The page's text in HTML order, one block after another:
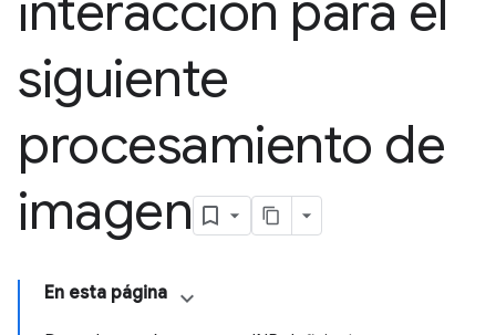
siguiente
procesamiento de
imagen
En esta página